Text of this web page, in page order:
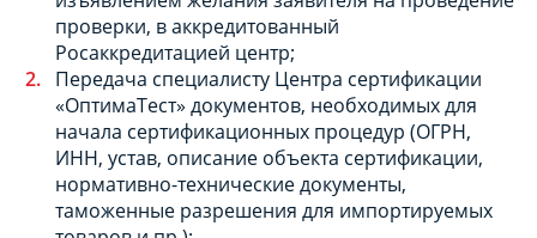
проверки, в аккредитованный
Росаккредитацией центр;
Передача специалисту Центра сертификации
«ОптимаТест» документов, необходимых для
начала сертификационных процедур (ОГРН,
ИНН, устав, описание объекта сертификации,
нормативно-технические документы,
таможенные разрешения для импортируемых